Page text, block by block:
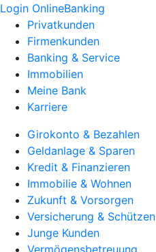
Login OnlineBanking
Privatkunden
Firmenkunden
Banking & Service
Immobilien
Meine Bank
Karriere
Girokonto & Bezahlen
Geldanlage & Sparen
Kredit & Finanzieren
Immobilie & Wohnen
Zukunft & Vorsorgen
Versicherung & Schützen
Junge Kunden
Vermögensbetreuung